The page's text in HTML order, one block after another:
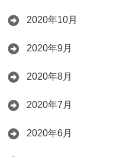
2020年10月
2020年9月
2020年8月
2020年7月
2020年6月